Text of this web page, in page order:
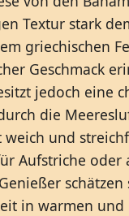
Textur stark
griechischen
Geschmack
jedoch eine
die
weich und
Aufstriche oder
in warmen und